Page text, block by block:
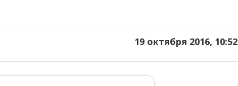
19 октября 2016, 10:52